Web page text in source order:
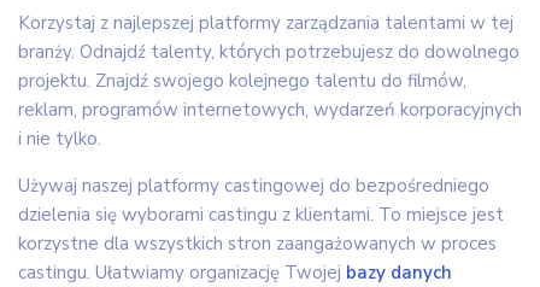
Korzystaj z najlepszej platformy zarządzania talentami w tej
branży. Odnajdź talenty, których potrzebujesz do dowolnego
projektu. Znajdź swojego kolejnego talentu do filmów,
reklam, programów internetowych, wydarzeń korporacyjnych
i nie tylko.
Używaj naszej platformy castingowej do bezpośredniego
dzielenia się wyborami castingu z klientami. To miejsce jest
korzystne dla wszystkich stron zaangażowanych w proces
castingu. Ułatwiamy organizację Twojej bazy danych